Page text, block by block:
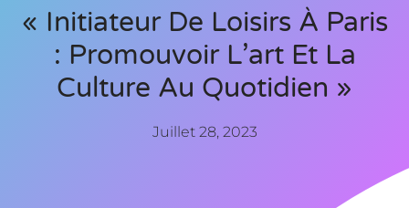
« Initiateur De Loisirs À Paris
: Promouvoir L’art Et La
Culture Au Quotidien »
Juillet 28, 2023